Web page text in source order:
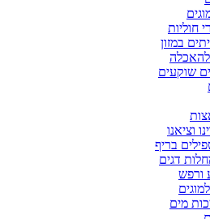
חוליות
במזון
להאכלה
שוקעים
וציאנו
בריף
דגים
ורפש
מים